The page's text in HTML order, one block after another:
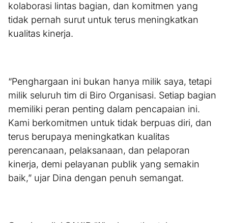
kolaborasi lintas bagian, dan komitmen yang
tidak pernah surut untuk terus meningkatkan
kualitas kinerja.
“Penghargaan ini bukan hanya milik saya, tetapi
milik seluruh tim di Biro Organisasi. Setiap bagian
memiliki peran penting dalam pencapaian ini.
Kami berkomitmen untuk tidak berpuas diri, dan
terus berupaya meningkatkan kualitas
perencanaan, pelaksanaan, dan pelaporan
kinerja, demi pelayanan publik yang semakin
baik,” ujar Dina dengan penuh semangat.